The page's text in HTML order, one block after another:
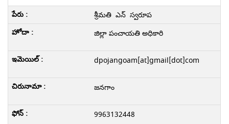
శ్రీమతి ఎన్ స్వరూప
జిల్లా పంచాయతి అధికారి
dpojangoam[at]gmail[dot]com
జనగాం
9963132448